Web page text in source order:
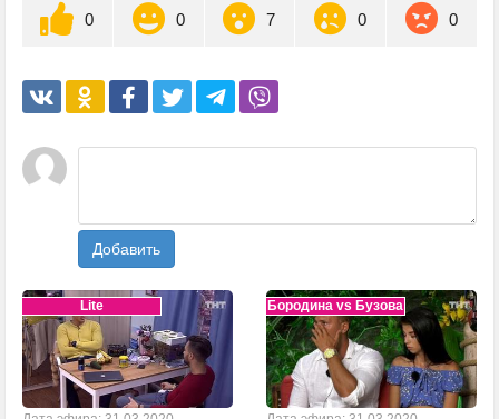
0 0 7 0 0
Добавить
Lite Бородина vs Бузова